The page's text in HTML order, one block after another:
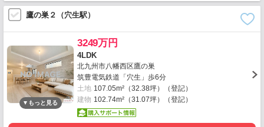
鷹の巣２（穴生駅）
3249万円
4LDK
北九州市八幡西区鷹の巣
筑豊電気鉄道「穴生」歩6分
土地 107.05m²（32.38坪）（登記）
建物 102.74m²（31.07坪）（登記）